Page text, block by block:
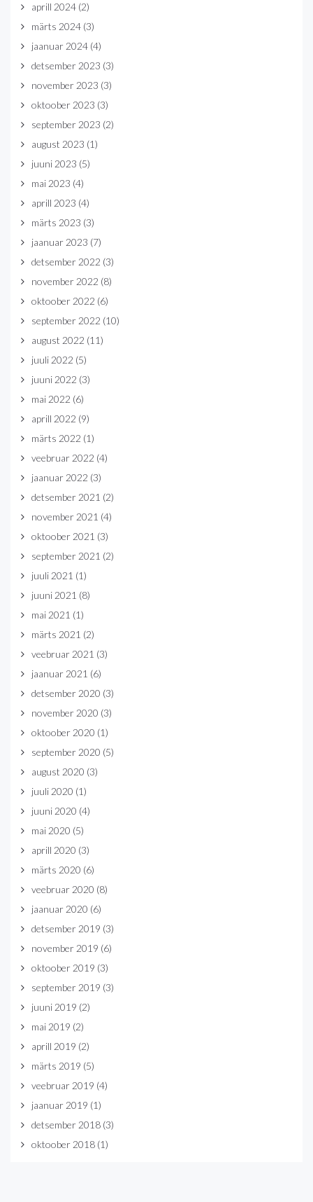
aprill 2024 (2)
märts 2024 (3)
jaanuar 2024 (4)
detsember 2023 (3)
november 2023 (3)
oktoober 2023 (3)
september 2023 (2)
august 2023 (1)
juuni 2023 (5)
mai 2023 (4)
aprill 2023 (4)
märts 2023 (3)
jaanuar 2023 (7)
detsember 2022 (3)
november 2022 (8)
oktoober 2022 (6)
september 2022 (10)
august 2022 (11)
juuli 2022 (5)
juuni 2022 (3)
mai 2022 (6)
aprill 2022 (9)
märts 2022 (1)
veebruar 2022 (4)
jaanuar 2022 (3)
detsember 2021 (2)
november 2021 (4)
oktoober 2021 (3)
september 2021 (2)
juuli 2021 (1)
juuni 2021 (8)
mai 2021 (1)
märts 2021 (2)
veebruar 2021 (3)
jaanuar 2021 (6)
detsember 2020 (3)
november 2020 (3)
oktoober 2020 (1)
september 2020 (5)
august 2020 (3)
juuli 2020 (1)
juuni 2020 (4)
mai 2020 (5)
aprill 2020 (3)
märts 2020 (6)
veebruar 2020 (8)
jaanuar 2020 (6)
detsember 2019 (3)
november 2019 (6)
oktoober 2019 (3)
september 2019 (3)
juuni 2019 (2)
mai 2019 (2)
aprill 2019 (2)
märts 2019 (5)
veebruar 2019 (4)
jaanuar 2019 (1)
detsember 2018 (3)
oktoober 2018 (1)